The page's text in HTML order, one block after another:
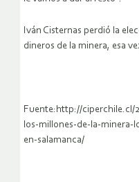
Iván Cisternas perdió la
dineros de la minera, esa
Fuente:http://ciperchile.cl/
los-millones-de-la-minera-
en-salamanca/